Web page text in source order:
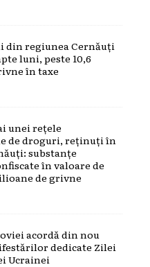
regiunea Cernăuți
luni, peste 10,6
în taxe
unei rețele
de droguri, reținuți în
substanțe
în valoare de
de grivne
acordă din nou
dedicate Zilei
Ucrainei